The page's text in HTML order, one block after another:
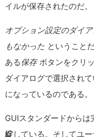
イルが保存されたのだ。
オプション設定のダイ
もなかった ということ
ある保存ボタンをクリ
ダイアログで選択され
になっているのである。
GUIスタンダードからは
綻している。そしてユ